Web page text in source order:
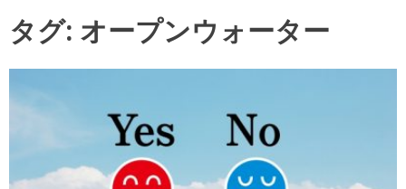
タグ: オープンウォーター